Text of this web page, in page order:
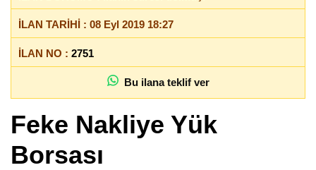
İLAN TARİHİ : 08 Eyl 2019 18:27
İLAN NO : 2751
Bu ilana teklif ver
Feke Nakliye Yük
Borsası